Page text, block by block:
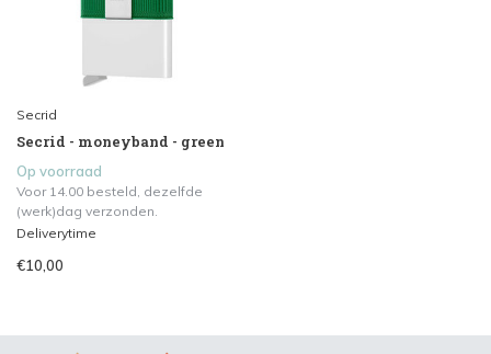
Secrid
Secrid - moneyband - green
Op voorraad
Voor 14.00 besteld, dezelfde
(werk)dag verzonden.
Deliverytime
€10,00